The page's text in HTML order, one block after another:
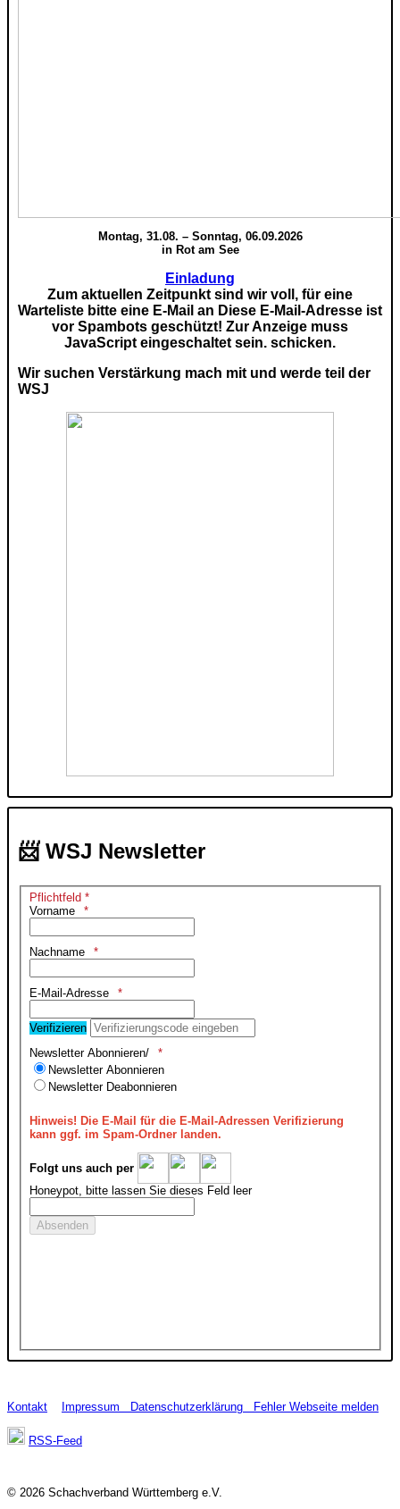
Montag, 31.08. – Sonntag, 06.09.2026
in Rot am See
Einladung
Zum aktuellen Zeitpunkt sind wir voll, für eine
Warteliste bitte eine E-Mail an Diese E-Mail-Adresse ist
vor Spambots geschützt! Zur Anzeige muss
JavaScript eingeschaltet sein. schicken.
Wir suchen Verstärkung mach mit und werde teil der
WSJ
📨 WSJ Newsletter
Pflichtfeld *
Vorname
Nachname
E-Mail-Adresse
Verifizieren
Newsletter Abonnieren/
Newsletter Abonnieren
Newsletter Deabonnieren
Hinweis! Die E-Mail für die E-Mail-Adressen Verifizierung
kann ggf. im Spam-Ordner landen.
Folgt uns auch per
Honeypot, bitte lassen Sie dieses Feld leer
Kontakt Impressum Datenschutzerklärung Fehler Webseite melden
RSS-Feed
© 2026 Schachverband Württemberg e.V.